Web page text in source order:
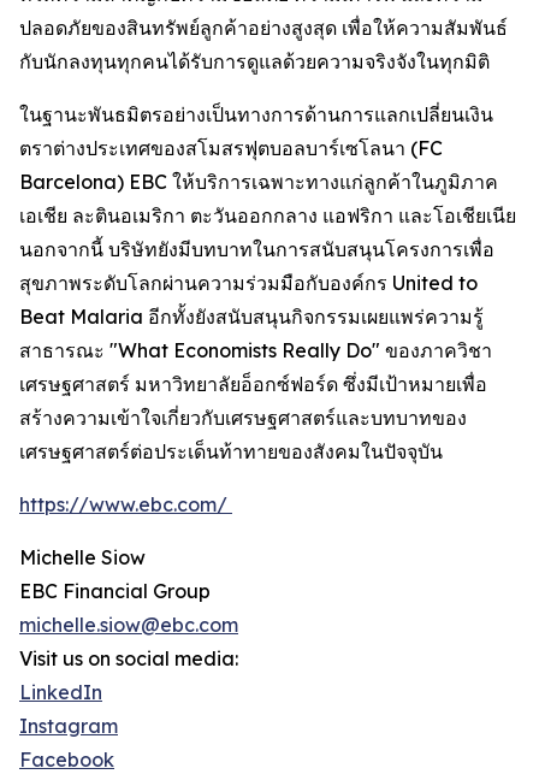
ปลอดภัยของสินทรัพย์ลูกค้าอย่างสูงสุด เพื่อให้ความสัมพันธ์
กับนักลงทุนทุกคนได้รับการดูแลด้วยความจริงจังในทุกมิติ
ในฐานะพันธมิตรอย่างเป็นทางการด้านการแลกเปลี่ยนเงิน
ตราต่างประเทศของสโมสรฟุตบอลบาร์เซโลนา (FC
Barcelona) EBC ให้บริการเฉพาะทางแก่ลูกค้าในภูมิภาค
เอเชีย ละตินอเมริกา ตะวันออกกลาง แอฟริกา และโอเชียเนีย
นอกจากนี้ บริษัทยังมีบทบาทในการสนับสนุนโครงการเพื่อ
สุขภาพระดับโลกผ่านความร่วมมือกับองค์กร United to
Beat Malaria อีกทั้งยังสนับสนุนกิจกรรมเผยแพร่ความรู้
สาธารณะ "What Economists Really Do" ของภาควิชา
เศรษฐศาสตร์ มหาวิทยาลัยอ็อกซ์ฟอร์ด ซึ่งมีเป้าหมายเพื่อ
สร้างความเข้าใจเกี่ยวกับเศรษฐศาสตร์และบทบาทของ
เศรษฐศาสตร์ต่อประเด็นท้าทายของสังคมในปัจจุบัน
https://www.ebc.com/
Michelle Siow
EBC Financial Group
michelle.siow@ebc.com
Visit us on social media:
LinkedIn
Instagram
Facebook